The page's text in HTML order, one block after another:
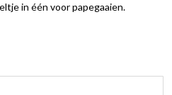
in één voor papegaaien.